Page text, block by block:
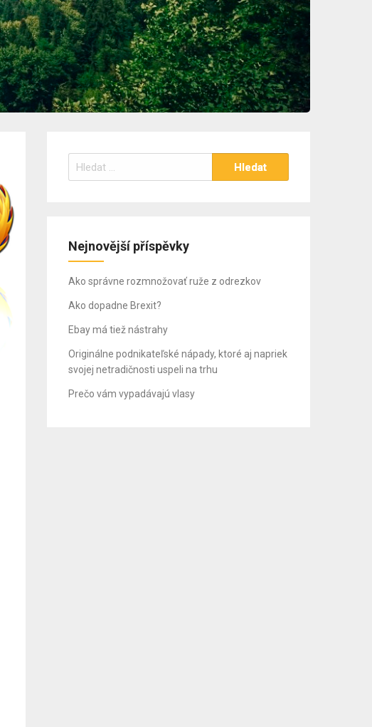
Vyhledávání
Nejnovější příspěvky
Ako správne rozmnožovať ruže z odrezkov
Ako dopadne Brexit?
Ebay má tiež nástrahy
Originálne podnikateľské nápady, ktoré aj napriek
svojej netradičnosti uspeli na trhu
Prečo vám vypadávajú vlasy